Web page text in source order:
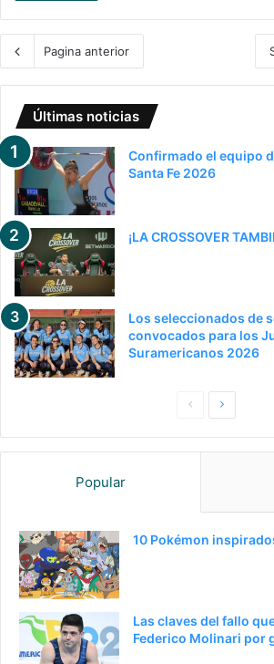
Pagina anterior
Últimas noticias
Confirmado el equipo
Santa Fe 2026
¡LA CROSSOVER
Los seleccionados de
convocados para los
Suramericanos 2026
g
e
g
p
Popular
10 Pokémon
Las claves del fallo
Federico Molinari por